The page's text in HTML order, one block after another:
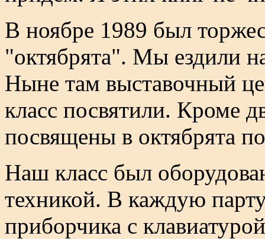
В ноябре 1989 был
"октябрята". Мы ездили
Ныне там выставочный
класс посвятили. Кроме
посвящены в октябрята
Наш класс был
техникой. В каждую
приборчика с